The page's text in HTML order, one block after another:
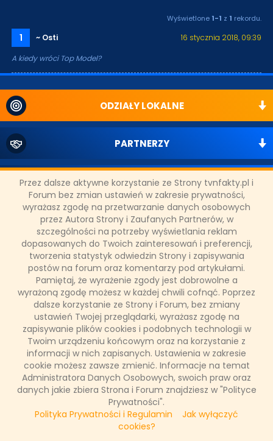
Przez dalsze aktywne korzystanie ze Strony tvnfakty.pl i
Forum bez zmian ustawień w zakresie prywatności,
wyrażasz zgodę na przetwarzanie danych osobowych
przez Autora Strony i Zaufanych Partnerów, w
szczególności na potrzeby wyświetlania reklam
dopasowanych do Twoich zainteresowań i preferencji,
tworzenia statystyk odwiedzin Strony i zapisywania
postów na forum oraz komentarzy pod artykułami.
Pamiętaj, że wyrażenie zgody jest dobrowolne a
wyrażoną zgodę możesz w każdej chwili cofnąć. Poprzez
dalsze korzystanie ze Strony i Forum, bez zmiany
ustawień Twojej przeglądarki, wyrażasz zgodę na
zapisywanie plików cookies i podobnych technologii w
Twoim urządzeniu końcowym oraz na korzystanie z
informacji w nich zapisanych. Ustawienia w zakresie
cookie możesz zawsze zmienić. Informacje na temat
Administratora Danych Osobowych, swoich praw oraz
danych jakie zbiera Strona i Forum znajdziesz w "Polityce
Prywatności".
Polityka Prywatności i Regulamin
Jak wyłączyć
cookies?
ODZIAŁY LOKALNE
PARTNERZY
SONDA
Wyświetlone 1-1 z 1 rekordu.
1 ~ Osti
16 stycznia 2018, 09:39
A kiedy wróci Top Model?
NASZE WYWIADY
FAKTY TVN
WAŻNE RELACJE
Copyright © 2011 - 2026 by www.tvnfakty.pl| Wszystkie prawa
zastrzeżone.
Strona główna Nasze wywiady
O serwisie